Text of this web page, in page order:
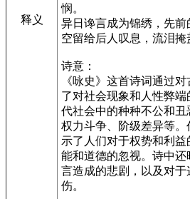
释义
悯。
异日谗言成为锦绣，先前
空留给后人叹息，流泪掩
诗意：
《咏史》这首诗词通过
了对社会现象和人性弊
代社会中的种种不公和丑
权力斗争、阶级差异等
示了人们对于权势和利
能和道德的忽视。诗中
言造成的悲剧，以及对
伤。